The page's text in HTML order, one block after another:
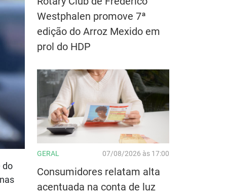
do
Westphalen promove 7ª
edição do Arroz Mexido em
prol do HDP
GERAL 07/08/2026 às 17:00
Consumidores relatam alta
acentuada na conta de luz